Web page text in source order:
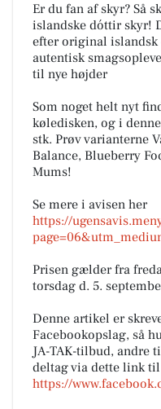
Er du fan af skyr? Så
islandske dóttir skyr!
efter original islandsk
autentisk
til nye højder
Som noget helt nyt
køledisken, og i
stk. Prøv varianterne
Balance, Blueberry
Mums!
Se mere i avisen her
https://
Prisen gælder fra
torsdag d. 5.
Denne artikel er
Facebookopslag, så
JA-TAK-tilbud, andre
deltag via dette link
https://